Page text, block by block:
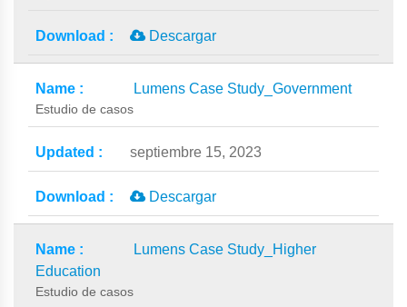
Descargar
Lumens Case Study_Government
Estudio de casos
septiembre 15, 2023
Descargar
Lumens Case Study_Higher
Education
Estudio de casos